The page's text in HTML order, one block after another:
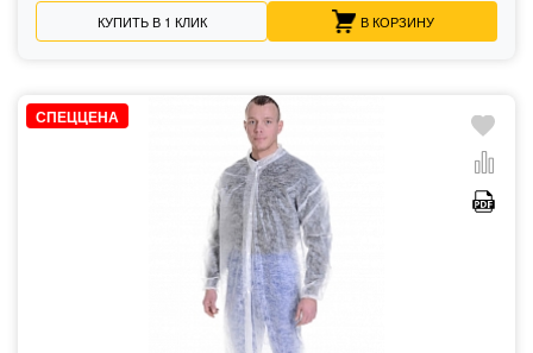
КУПИТЬ В 1 КЛИК В КОРЗИНУ
СПЕЦЦЕНА